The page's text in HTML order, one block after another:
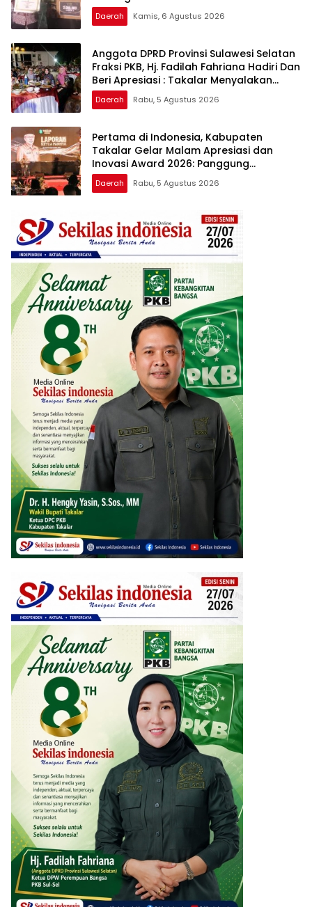
Daerah Kamis, 6 Agustus 2026
Anggota DPRD Provinsi Sulawesi Selatan
Fraksi PKB, Hj. Fadilah Fahriana Hadiri Dan
Beri Apresiasi : Takalar Menyalakan
Lentera Pengabdian Melalui Malam
Apresiasi dan Inovasi Award 2026
Daerah Rabu, 5 Agustus 2026
Pertama di Indonesia, Kabupaten
Takalar Gelar Malam Apresiasi dan
Inovasi Award 2026: Panggung
Penghargaan bagi Pelayan Publik
Berprestasi
Daerah Rabu, 5 Agustus 2026